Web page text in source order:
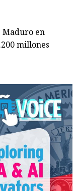
Maduro en
millones